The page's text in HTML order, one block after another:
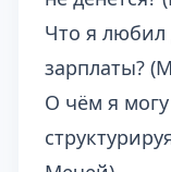
Что я любил
зарплаты?
О чём я